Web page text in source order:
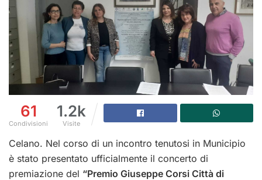
61
Condivisioni
1.2k
Visite
Celano. Nel corso di un incontro tenutosi in Municipio
è stato presentato ufficialmente il concerto di
premiazione del “Premio Giuseppe Corsi Città di